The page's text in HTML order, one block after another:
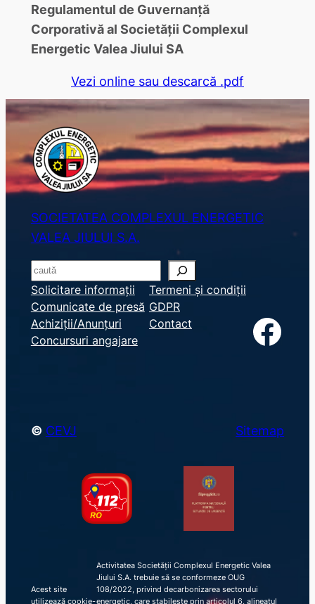
Regulamentul de Guvernanţă
Corporativă al Societății Complexul
Energetic Valea Jiului SA
Vezi online sau descarcă .pdf
SOCIETATEA COMPLEXUL ENERGETIC
VALEA JIULUI S.A.
S
e
a
r
c
Solicitare informații
Comunicate de presă
Achiziții/Anunțuri
Concursuri angajare
Termeni și condiții
GDPR
Contact
Facebook
© CEVJ Sitemap
Acest site
utilizează cookie-
Activitatea Societății Complexul Energetic Valea
Jiului S.A. trebuie să se conformeze OUG
108/2022, privind decarbonizarea sectorului
energetic, care stabilește prin articolul 6, alineatul